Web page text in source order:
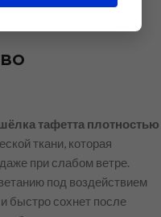
тафетта плотностью
ткани, которая
при слабом ветре.
под воздействием
быстро сохнет после